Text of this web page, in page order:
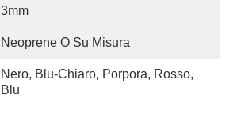
3mm
Neoprene O Su Misura
Nero, Blu-Chiaro, Porpora, Rosso,
Blu